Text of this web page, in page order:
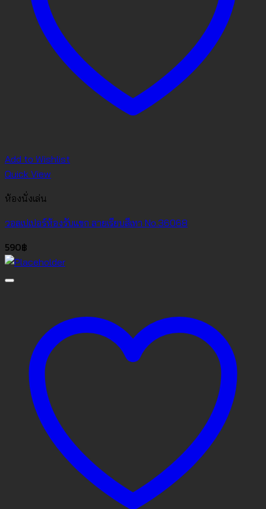
Add to Wishlist
Quick View
ห้องนั่งเล่น
วอลเปเปอร์ห้องรับแขก ลายเรียบสีเทา No.36068
590฿